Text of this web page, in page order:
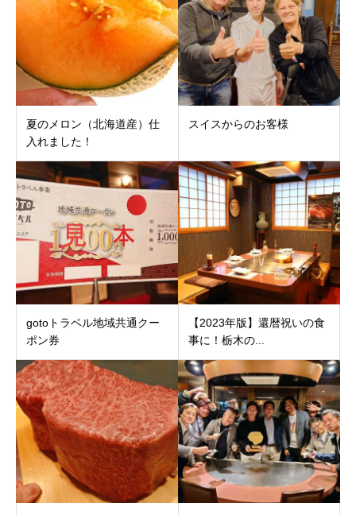
夏のメロン（北海道産）仕
入れました！
スイスからのお客様
gotoトラベル地域共通クー
ポン券
【2023年版】還暦祝いの食
事に！栃木の...